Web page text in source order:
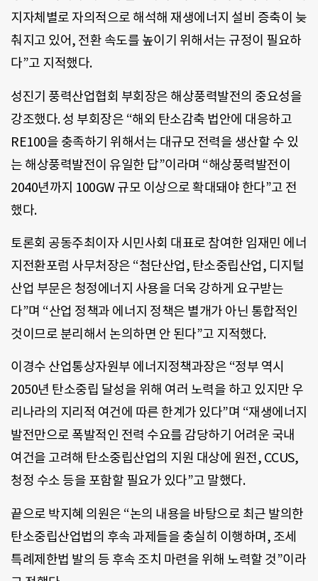
지자체별로 자의적으로 해석해 재생에너지 설비 증축이 늦
춰지고 있어, 전환 속도를 높이기 위해서는 규정이 필요하
다”고 지적했다.
성진기 풍력산업협회 부회장은 해상풍력발전의 중요성을
강조했다. 성 부회장은 “해외 탄소감축 법안에 대응하고
RE100을 충족하기 위해서는 대규모 전력을 생산할 수 있
는 해상풍력발전이 유일한 답”이라며 “해상풍력발전이
2040년까지 100GW 규모 이상으로 확대돼야 한다”고 전
했다.
토론회 공동주최이자 시민사회 대표로 참여한 임재민 에너
지전환포럼 사무처장은 “첨단산업, 탄소중립산업, 디지털
산업 부문은 청정에너지 사용을 더욱 강하게 요구받는
다”며 “산업 정책과 에너지 정책은 별개가 아닌 통합적인
것이므로 분리해서 논의하면 안 된다”고 지적했다.
이경수 산업통상자원부 에너지정책과장은 “정부 역시
2050년 탄소중립 달성을 위해 여러 노력을 하고 있지만 우
리나라의 지리적 여건에 따른 한계가 있다”며 “재생에너지
발전만으로 폭발적인 전력 수요를 감당하기 어려운 국내
여건을 고려해 탄소중립산업의 지원 대상에 원전, CCUS,
청정 수소 등을 포함할 필요가 있다”고 말했다.
끝으로 박지혜 의원은 “논의 내용을 바탕으로 최근 발의한
탄소중립산업법의 후속 과제들을 충실히 이행하며, 조세
특례제한법 발의 등 후속 조치 마련을 위해 노력할 것”이라